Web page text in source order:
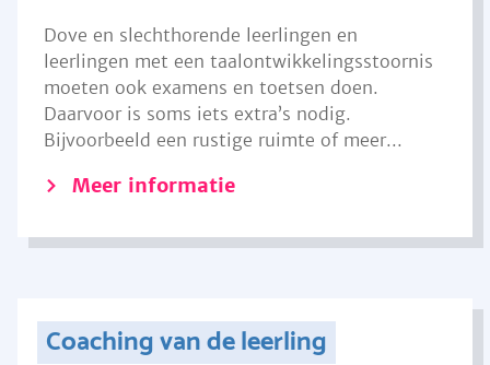
Dove en slechthorende leerlingen en
leerlingen met een taalontwikkelingsstoornis
moeten ook examens en toetsen doen.
Daarvoor is soms iets extra’s nodig.
Bijvoorbeeld een rustige ruimte of meer...
Meer informatie
Coaching van de leerling